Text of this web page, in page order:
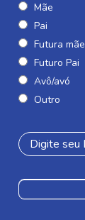
Mãe
Pai
Futura mãe
Futuro Pai
Avô/avó
Outro